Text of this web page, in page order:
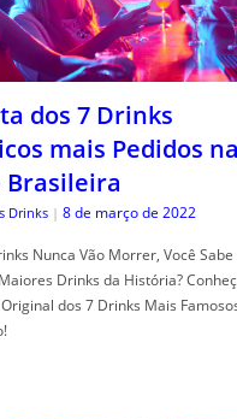
dos 7 Drinks
mais Pedidos
Brasileira
Drinks | 8 de março de 2022
Nunca Vão Morrer, Você Sabe
Drinks da História?
dos 7 Drinks Mais